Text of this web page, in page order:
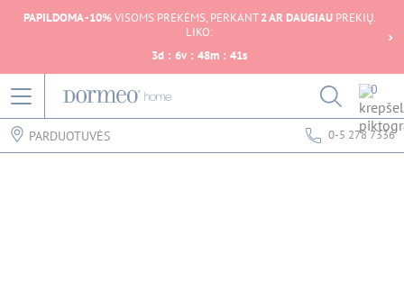
PAPILDOMA -10%VISOMS PREKĖMS, PERKANT2 AR DAUGIAUPREKIŲ.
LIKO:
3d : 6v : 48m : 41s
0
PARDUOTUVĖS 0-5 278 7336